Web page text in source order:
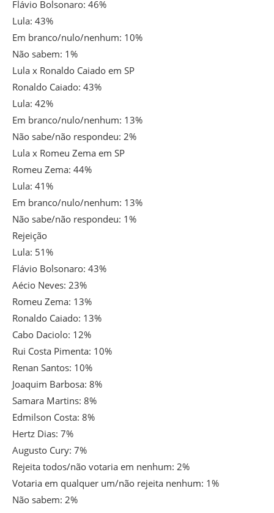
Flávio Bolsonaro: 46%
Lula: 43%
Em branco/nulo/nenhum: 10%
Não sabem: 1%
Lula x Ronaldo Caiado em SP
Ronaldo Caiado: 43%
Lula: 42%
Em branco/nulo/nenhum: 13%
Não sabe/não respondeu: 2%
Lula x Romeu Zema em SP
Romeu Zema: 44%
Lula: 41%
Em branco/nulo/nenhum: 13%
Não sabe/não respondeu: 1%
Rejeição
Lula: 51%
Flávio Bolsonaro: 43%
Aécio Neves: 23%
Romeu Zema: 13%
Ronaldo Caiado: 13%
Cabo Daciolo: 12%
Rui Costa Pimenta: 10%
Renan Santos: 10%
Joaquim Barbosa: 8%
Samara Martins: 8%
Edmilson Costa: 8%
Hertz Dias: 7%
Augusto Cury: 7%
Rejeita todos/não votaria em nenhum: 2%
Votaria em qualquer um/não rejeita nenhum: 1%
Não sabem: 2%